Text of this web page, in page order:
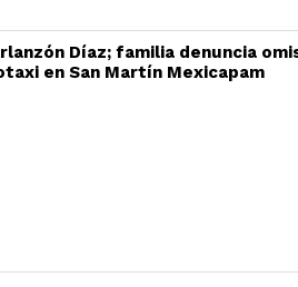
Díaz; familia denuncia
en San Martín Mexicapam